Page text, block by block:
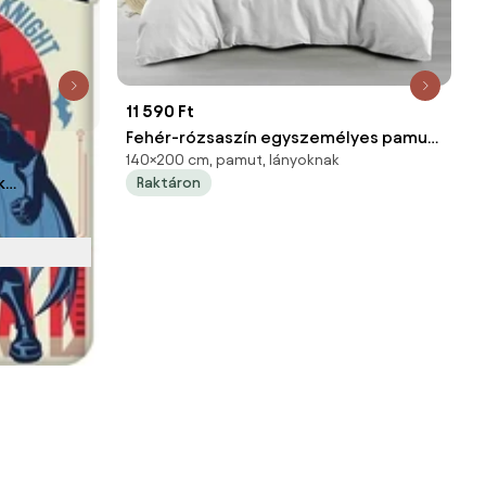
11 590 Ft
Fehér-rózsaszín egyszemélyes pamut
gyerek ágyneműhuzat 140x200 cm
Lilibelle – douceur d'intérieur
140×200 cm, pamut, lányoknak
Raktáron